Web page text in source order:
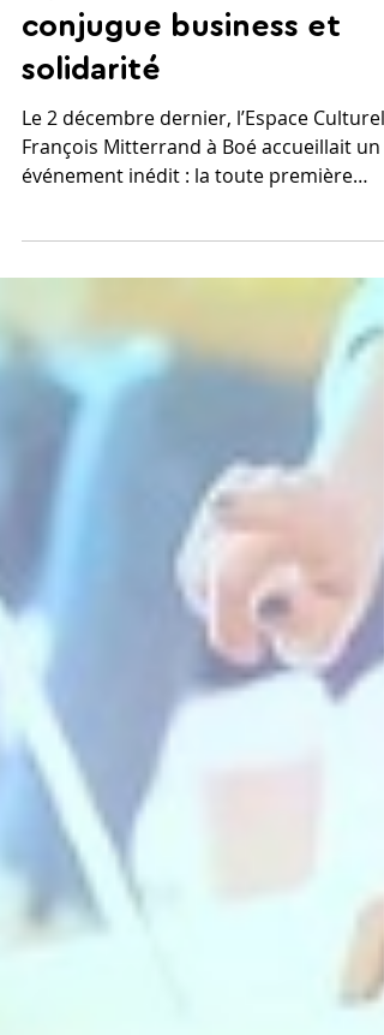
Quand l'économie locale
conjugue business et
solidarité
Le 2 décembre dernier, l’Espace Culturel
François Mitterrand à Boé accueillait un
édition du salon Busin'ESS. Solid'RH 47 y
était, et le moins que l'on puisse dire,
que la coopération était au rendez-vous !
Briser les barrières L'objectif de cette
journée était clair et ambitieux : faire
tomber les cloisons entre les entreprises
l’Économie Sociale et Solidaire (ESS). Trop
souvent, ces deux mond